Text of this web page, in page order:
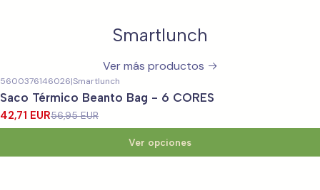
Smartlunch
Ver más productos
-25%OFF
5600376146026|Smartlunch
Saco Térmico Beanto Bag - 6 CORES
42,71 EUR56,95 EUR
Ver opciones